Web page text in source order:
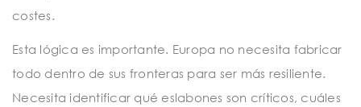
costes.
Esta lógica es importante. Europa no necesita fabricar
todo dentro de sus fronteras para ser más resiliente.
Necesita identificar qué eslabones son críticos, cuáles